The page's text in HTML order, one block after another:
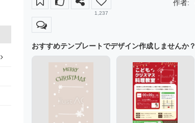
1,237
作者:
おすすめテンプレートでデザイン作成しませんか？